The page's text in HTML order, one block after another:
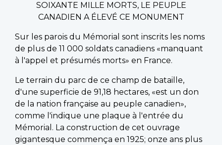
SOIXANTE MILLE MORTS, LE PEUPLE
CANADIEN A ÉLEVÉ CE MONUMENT
Sur les parois du Mémorial sont inscrits les noms
de plus de 11 000 soldats canadiens «manquant
à l'appel et présumés morts» en France.
Le terrain du parc de ce champ de bataille,
d'une superficie de 91,18 hectares, «est un don
de la nation française au peuple canadien»,
comme l'indique une plaque à l'entrée du
Mémorial. La construction de cet ouvrage
gigantesque commença en 1925; onze ans plus